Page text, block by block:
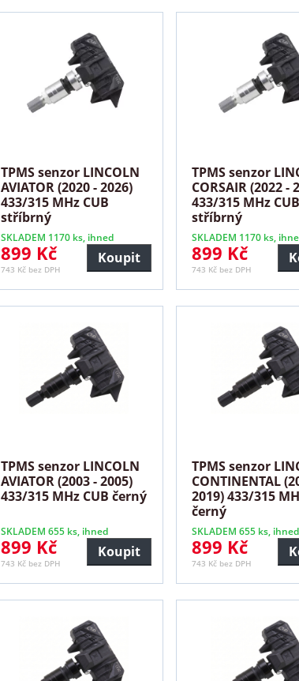
TPMS senzor LINCOLN
AVIATOR (2020 - 2026)
433/315 MHz CUB
stříbrný
SKLADEM 1170 ks, ihned
899 Kč
743 Kč bez DPH
Koupit
TPMS senzor
CORSAIR (2022 -
433/315 MHz CUB
stříbrný
SKLADEM 1170 ks,
899 Kč
743 Kč bez DPH
TPMS senzor LINCOLN
AVIATOR (2003 - 2005)
433/315 MHz CUB černý
SKLADEM 655 ks, ihned
899 Kč
743 Kč bez DPH
Koupit
TPMS senzor
CONTINENTAL
2019) 433/315
černý
SKLADEM 655 ks, ihned
899 Kč
743 Kč bez DPH